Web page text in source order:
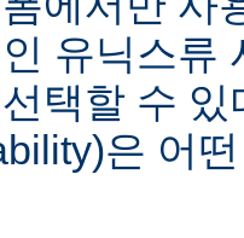
유닉스류
택할 수
은 어